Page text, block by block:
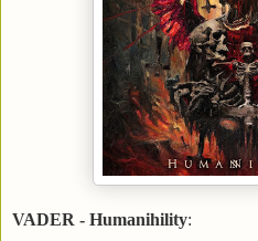
VADER - Humanihility: